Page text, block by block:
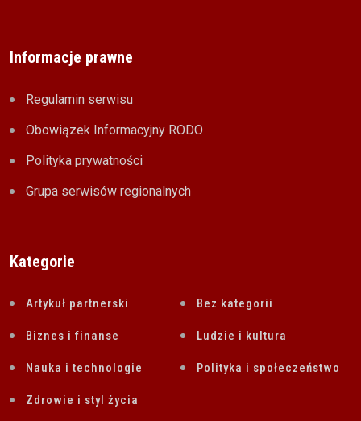
Informacje prawne
Regulamin serwisu
Obowiązek Informacyjny RODO
Polityka prywatności
Grupa serwisów regionalnych
Kategorie
Artykuł partnerski Bez kategorii
Biznes i finanse Ludzie i kultura
Nauka i technologie Polityka i społeczeństwo
Zdrowie i styl życia